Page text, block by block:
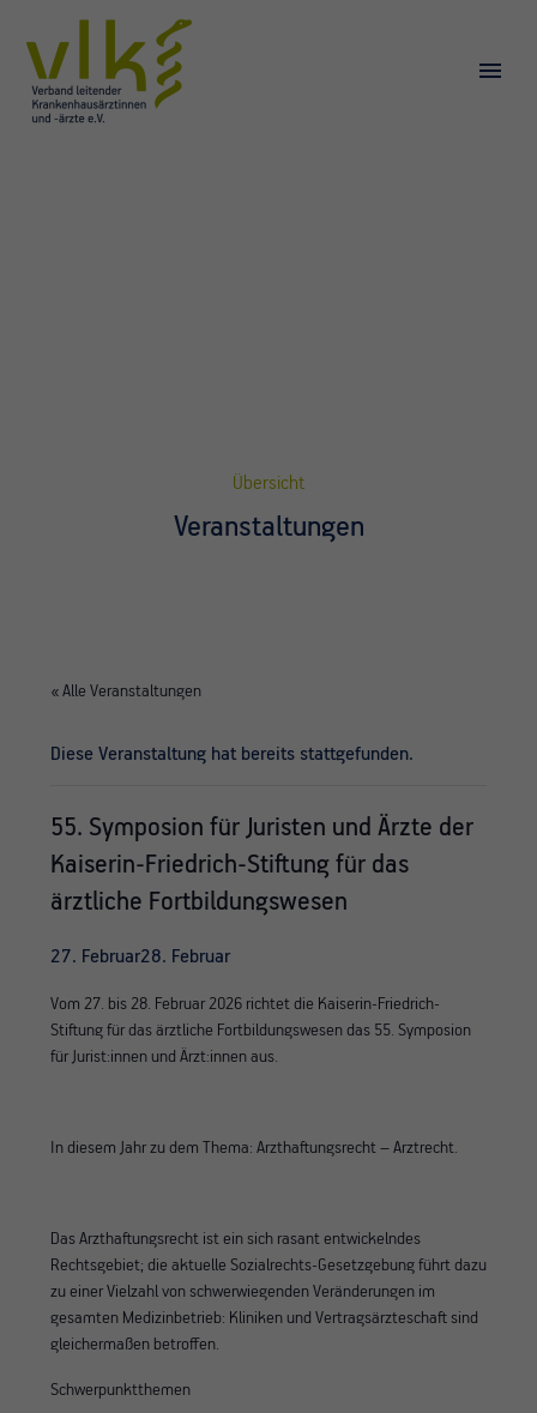
Übersicht
Veranstaltungen
« Alle Veranstaltungen
Diese Veranstaltung hat bereits stattgefunden.
55. Symposion für Juristen und Ärzte der
Kaiserin-Friedrich-Stiftung für das
ärztliche Fortbildungswesen
27. Februar28. Februar
Vom 27. bis 28. Februar 2026 richtet die Kaiserin-Friedrich-
Stiftung für das ärztliche Fortbildungswesen das 55. Symposion
für Jurist:innen und Ärzt:innenaus.
In diesem Jahr zu dem Thema: Arzthaftungsrecht – Arztrecht.
Das Arzthaftungsrecht ist ein sich rasant entwickelndes
Rechtsgebiet; die aktuelle Sozialrechts-Gesetzgebung führt dazu
zu einer Vielzahl von schwerwiegenden Veränderungen im
gesamten Medizinbetrieb: Kliniken und Vertragsärzteschaft sind
gleichermaßen betroffen.
Schwerpunktthemen